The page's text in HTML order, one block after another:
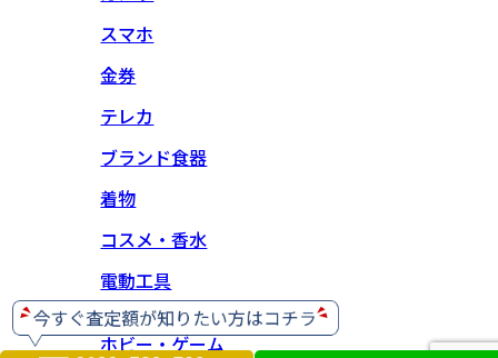
スマホ
金券
テレカ
ブランド食器
着物
コスメ・香水
電動工具
ホビー・ゲーム